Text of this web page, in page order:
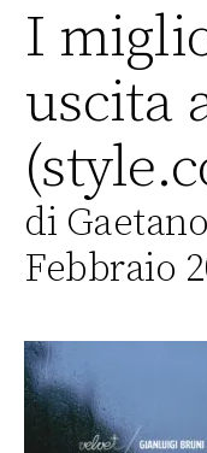
I
uscita
di
Febbraio